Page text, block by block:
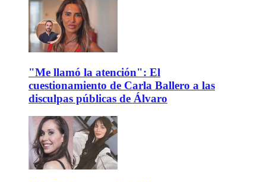
"Me llamó la atención": El
cuestionamiento de Carla Ballero a las
disculpas públicas de Álvaro